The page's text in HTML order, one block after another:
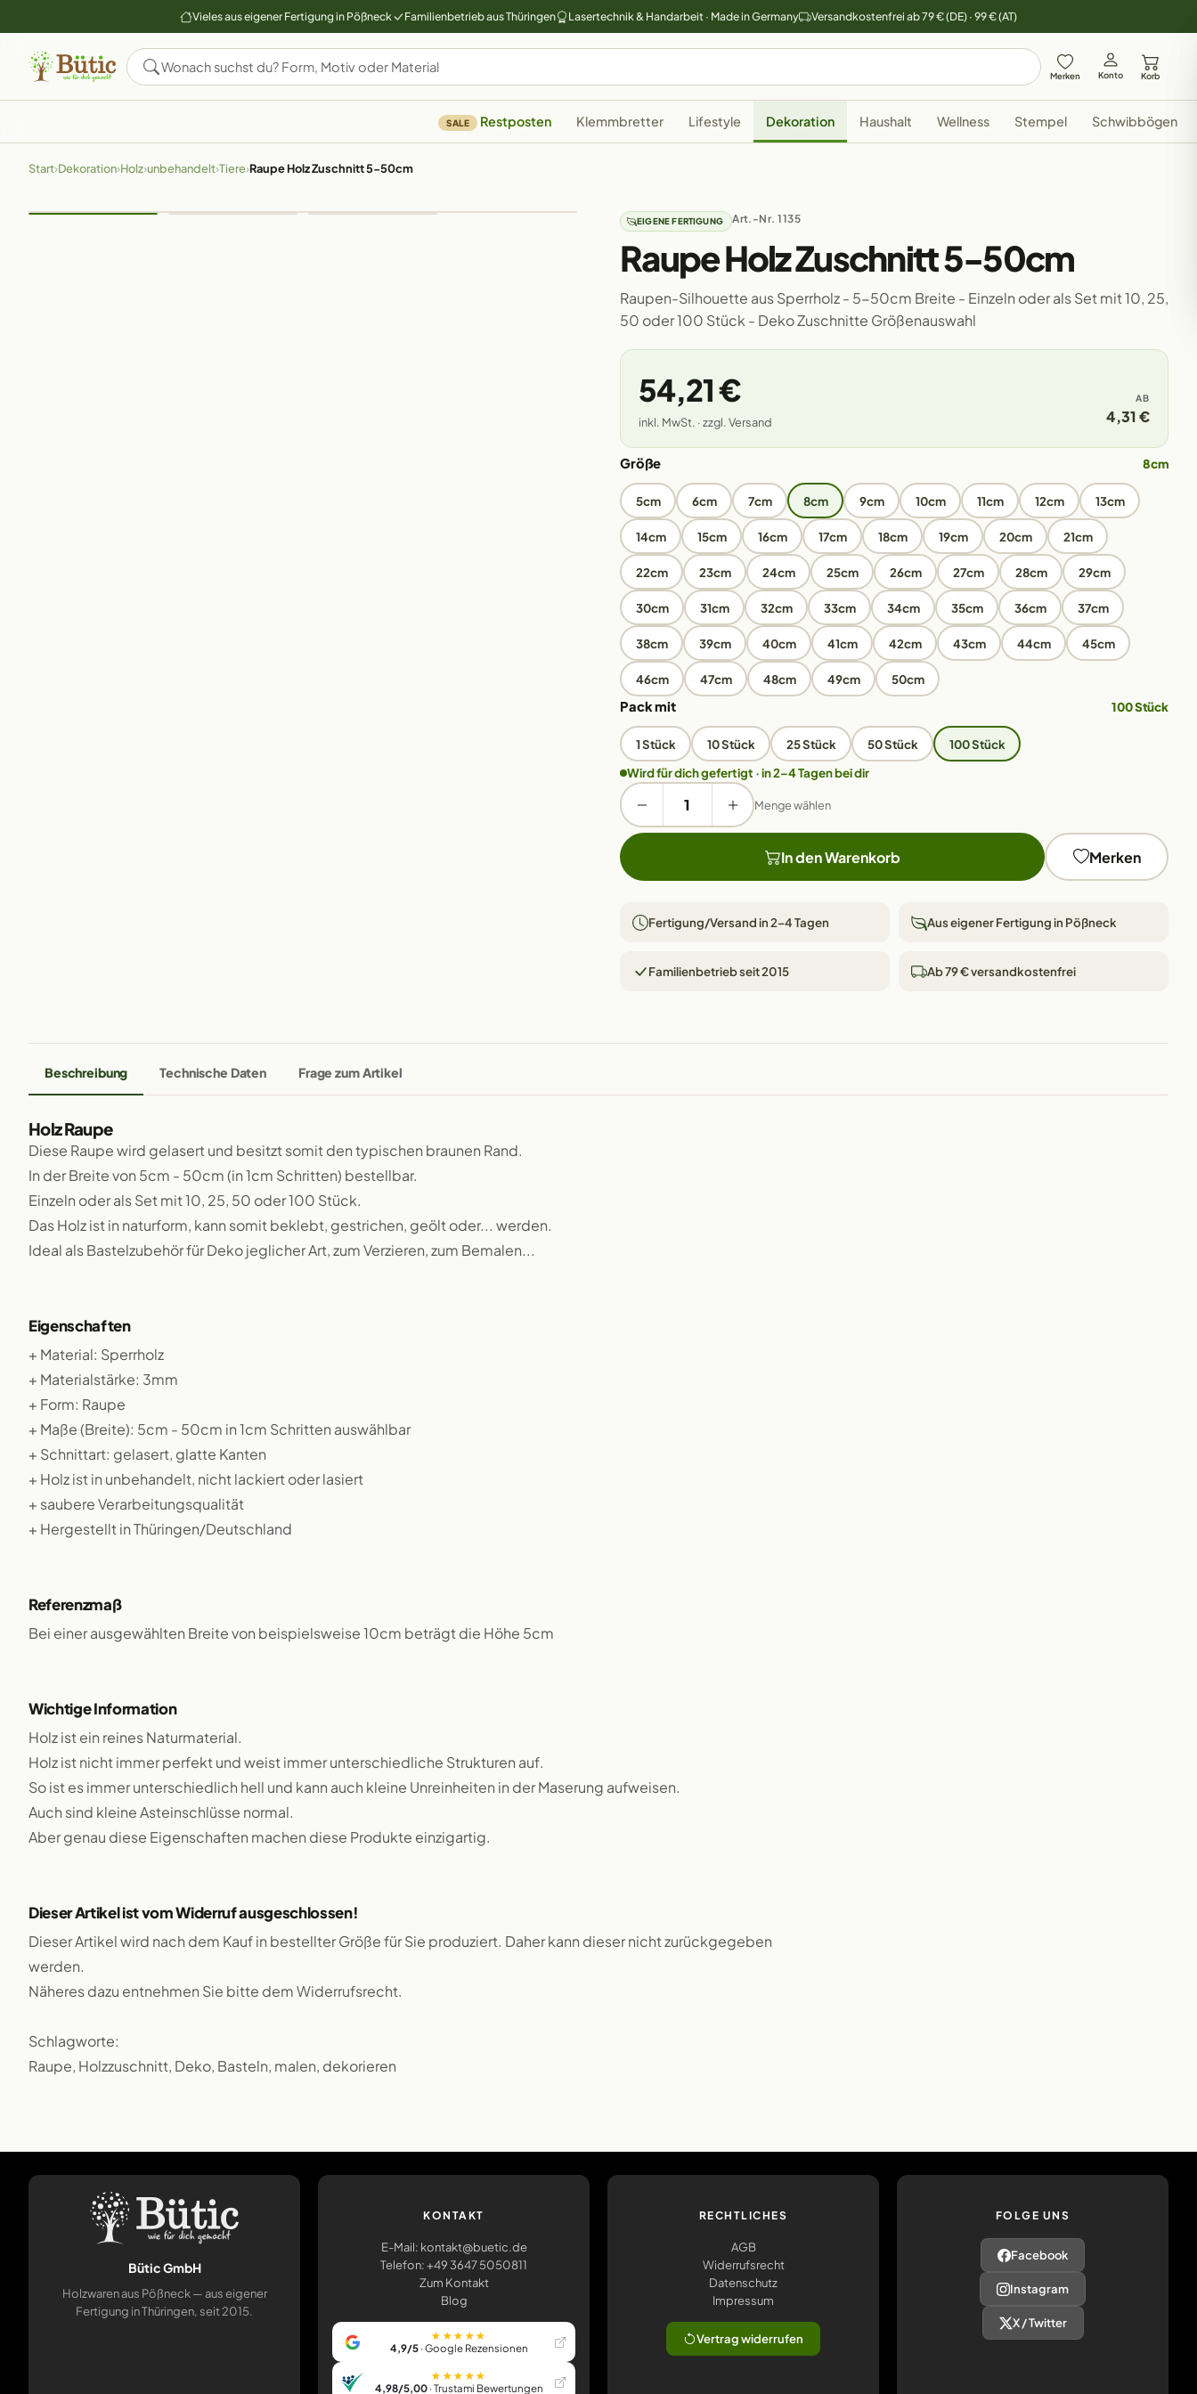
Vieles aus eigener Fertigung in Pößneck Familienbetrieb aus Thüringen Lasertechnik & Handarbeit · Made in Germany Versandkostenfrei ab 79 € (DE) · 99 € (AT)
Merken Konto Korb
SALE Restposten Klemmbretter Lifestyle Dekoration Haushalt Wellness Stempel Schwibbögen
Start›Dekoration›Holz›unbehandelt›Tiere›Raupe Holz Zuschnitt 5-50cm
EIGENE FERTIGUNG Art.-Nr. 1135
Raupe Holz Zuschnitt 5-50cm
Raupen-Silhouette aus Sperrholz - 5-50cm Breite - Einzeln oder als Set mit 10, 25,
50 oder 100 Stück - Deko Zuschnitte Größenauswahl
54,21 €
inkl. MwSt. · zzgl. Versand
AB
4,31 €
Größe 8cm
5cm 6cm 7cm 8cm 9cm 10cm 11cm 12cm 13cm
14cm 15cm 16cm 17cm 18cm 19cm 20cm 21cm
22cm 23cm 24cm 25cm 26cm 27cm 28cm 29cm
30cm 31cm 32cm 33cm 34cm 35cm 36cm 37cm
38cm 39cm 40cm 41cm 42cm 43cm 44cm 45cm
46cm 47cm 48cm 49cm 50cm
Pack mit 100 Stück
1 Stück 10 Stück 25 Stück 50 Stück
100 Stück
Wird für dich gefertigt · in 2–4 Tagen bei dir
Menge wählen
In den Warenkorb Merken
Fertigung/Versand in 2–4 Tagen Aus eigener Fertigung in Pößneck
Familienbetrieb seit 2015 Ab 79 € versandkostenfrei
Beschreibung Technische Daten Frage zum Artikel
Holz Raupe
Diese Raupe wird gelasert und besitzt somit den typischen braunen Rand.
In der Breite von 5cm - 50cm (in 1cm Schritten) bestellbar.
Einzeln oder als Set mit 10, 25, 50 oder 100 Stück.
Das Holz ist in naturform, kann somit beklebt, gestrichen, geölt oder... werden.
Ideal als Bastelzubehör für Deko jeglicher Art, zum Verzieren, zum Bemalen...
Eigenschaften
+ Material: Sperrholz
+ Materialstärke: 3mm
+ Form: Raupe
+ Maße (Breite): 5cm - 50cm in 1cm Schritten auswählbar
+ Schnittart: gelasert, glatte Kanten
+ Holz ist in unbehandelt, nicht lackiert oder lasiert
+ saubere Verarbeitungsqualität
+ Hergestellt in Thüringen/Deutschland
Referenzmaß
Bei einer ausgewählten Breite von beispielsweise 10cm beträgt die Höhe 5cm
Wichtige Information
Holz ist ein reines Naturmaterial.
Holz ist nicht immer perfekt und weist immer unterschiedliche Strukturen auf.
So ist es immer unterschiedlich hell und kann auch kleine Unreinheiten in der Maserung aufweisen.
Auch sind kleine Asteinschlüsse normal.
Aber genau diese Eigenschaften machen diese Produkte einzigartig.
Dieser Artikel ist vom Widerruf ausgeschlossen!
Dieser Artikel wird nach dem Kauf in bestellter Größe für Sie produziert. Daher kann dieser nicht zurückgegeben
werden.
Näheres dazu entnehmen Sie bitte dem Widerrufsrecht.
Schlagworte:
Raupe, Holzzuschnitt, Deko, Basteln, malen, dekorieren
Bütic GmbH
Holzwaren aus Pößneck — aus eigener
Fertigung in Thüringen, seit 2015.
KONTAKT
E-Mail: kontakt@buetic.de
Telefon: +49 3647 5050811
Zum Kontakt
Blog
★★★★★
4,9/5 · Google Rezensionen
★★★★★
4,98/5,00 · Trustami Bewertungen
RECHTLICHES
AGB
Widerrufsrecht
Datenschutz
Impressum
Vertrag widerrufen
FOLGE UNS
Facebook
Instagram
X / Twitter